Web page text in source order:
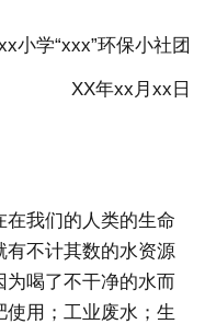
学“xxx”环保小社团
XX年xx月xx日
我们的人类的生命
不计其数的水资源
为喝了不干净的水而
用；工业废水；生